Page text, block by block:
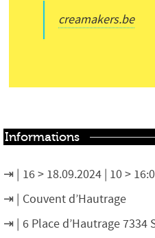
creamakers.be
Informations
16 > 18.09.2024 | 10 >
Couvent d’Hautrage
6 Place d’Hautrage 7334